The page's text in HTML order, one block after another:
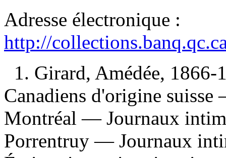
Adresse électronique :
http://
1. Girard, Amédée,
Canadiens d'origine
Montréal — Journaux
Porrentruy — Journaux